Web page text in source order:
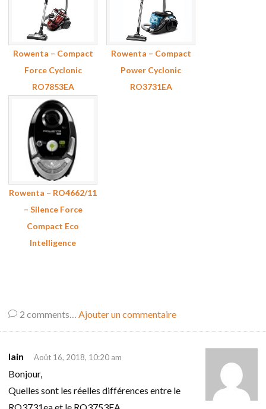
Rowenta – Compact
Force Cyclonic
RO7853EA
Rowenta – Compact
Power Cyclonic
RO3731EA
Rowenta – RO4662/11
– Silence Force
Compact Eco
Intelligence
2 comments… Ajouter un commentaire
lain Août 16, 2018, 10:20 am
Bonjour,
Quelles sont les réelles différences entre le